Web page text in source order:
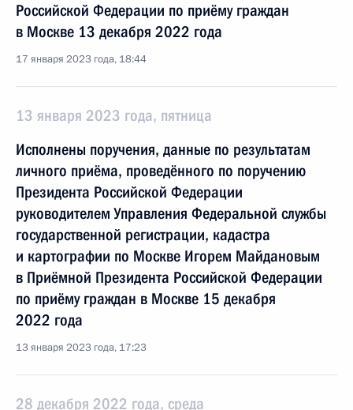
Российской Федерации по приёму граждан
в Москве 13 декабря 2022 года
17 января 2023 года, 18:44
13 января 2023 года, пятница
Исполнены поручения, данные по результатам
личного приёма, проведённого по поручению
Президента Российской Федерации
руководителем Управления Федеральной службы
государственной регистрации, кадастра
и картографии по Москве Игорем Майдановым
в Приёмной Президента Российской Федерации
по приёму граждан в Москве 15 декабря
2022 года
13 января 2023 года, 17:23
28 декабря 2022 года, среда